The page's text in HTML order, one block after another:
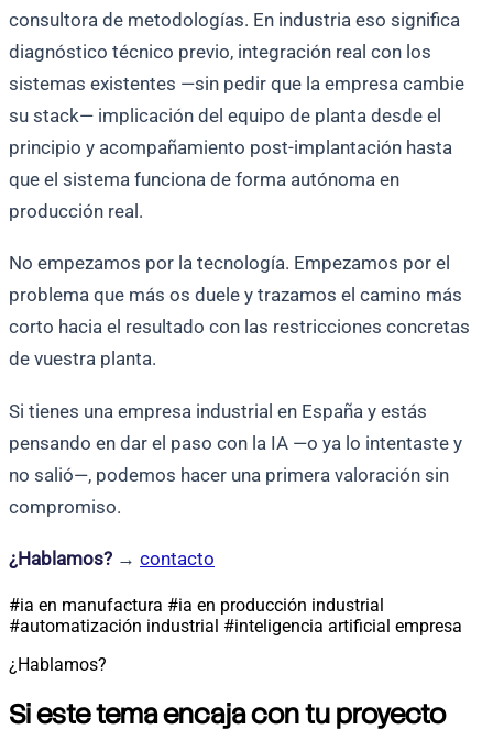
consultora de metodologías. En industria eso significa
diagnóstico técnico previo, integración real con los
sistemas existentes —sin pedir que la empresa cambie
su stack— implicación del equipo de planta desde el
principio y acompañamiento post-implantación hasta
que el sistema funciona de forma autónoma en
producción real.
No empezamos por la tecnología. Empezamos por el
problema que más os duele y trazamos el camino más
corto hacia el resultado con las restricciones concretas
de vuestra planta.
Si tienes una empresa industrial en España y estás
pensando en dar el paso con la IA —o ya lo intentaste y
no salió—, podemos hacer una primera valoración sin
compromiso.
¿Hablamos? → contacto
#ia en manufactura #ia en producción industrial
#automatización industrial #inteligencia artificial empresa
¿Hablamos?
Si este tema encaja con tu proyecto